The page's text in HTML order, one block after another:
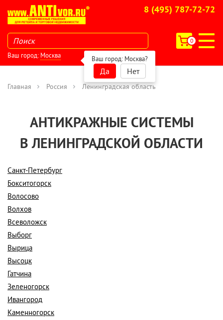
8 (495) 787-72-72
0
Ваш город: Москва Ваш город: Москва?
Да Нет
Главная Россия Ленинградская область
АНТИКРАЖНЫЕ СИСТЕМЫ
В ЛЕНИНГРАДСКОЙ ОБЛАСТИ
Санкт-Петербург
Бокситогорск
Волосово
Волхов
Всеволожск
Выборг
Вырица
Высоцк
Гатчина
Зеленогорск
Ивангород
Каменногорск